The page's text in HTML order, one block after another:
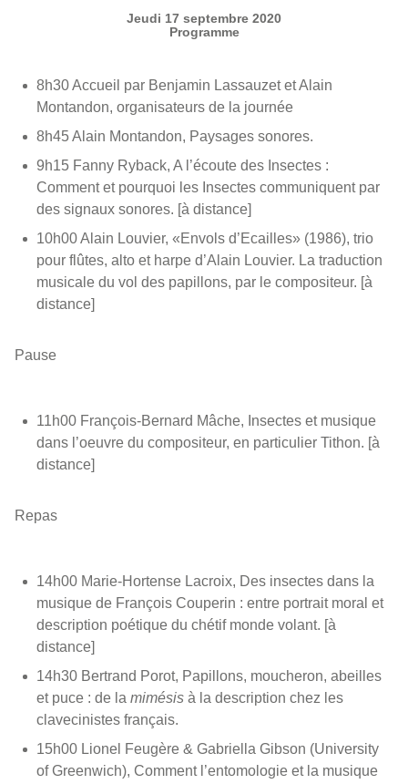
Jeudi 17 septembre 2020
Programme
8h30 Accueil par Benjamin Lassauzet et Alain
Montandon, organisateurs de la journée
8h45 Alain Montandon, Paysages sonores.
9h15 Fanny Ryback, A l’écoute des Insectes :
Comment et pourquoi les Insectes communiquent par
des signaux sonores. [à distance]
10h00 Alain Louvier, «Envols d’Ecailles» (1986), trio
pour flûtes, alto et harpe d’Alain Louvier. La traduction
musicale du vol des papillons, par le compositeur. [à
distance]
Pause
11h00 François-Bernard Mâche, Insectes et musique
dans l’oeuvre du compositeur, en particulier Tithon. [à
distance]
Repas
14h00 Marie-Hortense Lacroix, Des insectes dans la
musique de François Couperin : entre portrait moral et
description poétique du chétif monde volant. [à
distance]
14h30 Bertrand Porot, Papillons, moucheron, abeilles
et puce : de la mimésis à la description chez les
clavecinistes français.
15h00 Lionel Feugère & Gabriella Gibson (University
of Greenwich), Comment l’entomologie et la musique